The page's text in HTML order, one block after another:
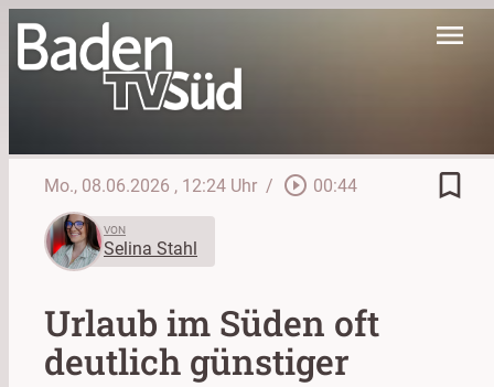
menu
Mo., 08.06.2026 , 12:24 Uhr / play_circle_outline 00:44 bookmark_border
VON
Selina Stahl
Urlaub im Süden oft
deutlich günstiger